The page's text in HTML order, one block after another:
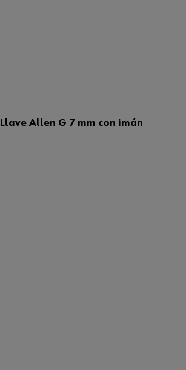
Llave Allen G 7 mm con imán